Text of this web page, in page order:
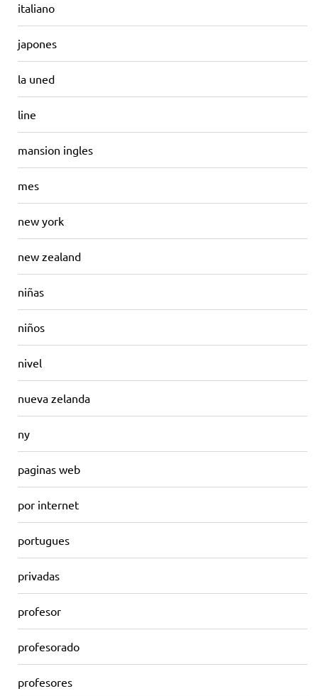
italiano
japones
la uned
line
mansion ingles
mes
new york
new zealand
niñas
niños
nivel
nueva zelanda
ny
paginas web
por internet
portugues
privadas
profesor
profesorado
profesores